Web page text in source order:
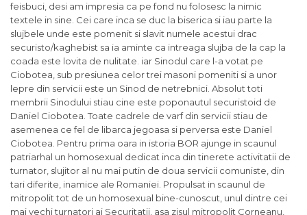
feisbuci, desi am impresia ca pe fond nu folosesc la nimic
textele in sine. Cei care inca se duc la biserica si iau parte la
slujbele unde este pomenit si slavit numele acestui drac
securisto/kaghebist sa ia aminte ca intreaga slujba de la cap la
coada este lovita de nulitate. iar Sinodul care l-a votat pe
Ciobotea, sub presiunea celor trei masoni pomeniti si a unor
lepre din servicii este un Sinod de netrebnici. Absolut toti
membrii Sinodului stiau cine este poponautul securistoid de
Daniel Ciobotea. Toate cadrele de varf din servicii stiau de
asemenea ce fel de libarca jegoasa si perversa este Daniel
Ciobotea. Pentru prima oara in istoria BOR ajunge in scaunul
patriarhal un homosexual dedicat inca din tinerete activitatii de
turnator, slujitor al nu mai putin de doua servicii comuniste, din
tari diferite, inamice ale Romaniei. Propulsat in scaunul de
mitropolit tot de un homosexual bine-cunoscut, unul dintre cei
mai vechi turnatori ai Securitatii, asa zisul mitropolit Corneanu,